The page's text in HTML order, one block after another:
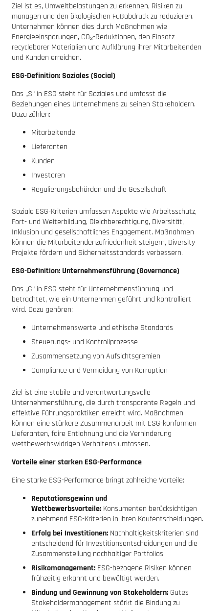
Ziel ist es, Umweltbelastungen zu erkennen, Risiken zu
managen und den ökologischen Fußabdruck zu reduzieren.
Unternehmen können dies durch Maßnahmen wie
Energieeinsparungen, CO₂-Reduktionen, den Einsatz
recyclebarer Materialien und Aufklärung ihrer Mitarbeitenden
und Kunden erreichen.
ESG-Definition: Soziales (Social)
Das „S“ in ESG steht für Soziales und umfasst die
Beziehungen eines Unternehmens zu seinen Stakeholdern.
Dazu zählen:
Mitarbeitende
Lieferanten
Kunden
Investoren
Regulierungsbehörden und die Gesellschaft
Soziale ESG-Kriterien umfassen Aspekte wie Arbeitsschutz,
Fort- und Weiterbildung, Gleichberechtigung, Diversität,
Inklusion und gesellschaftliches Engagement. Maßnahmen
können die Mitarbeitendenzufriedenheit steigern, Diversity-
Projekte fördern und Sicherheitsstandards verbessern.
ESG-Definition: Unternehmensführung (Governance)
Das „G“ in ESG steht für Unternehmensführung und
betrachtet, wie ein Unternehmen geführt und kontrolliert
wird. Dazu gehören:
Unternehmenswerte und ethische Standards
Steuerungs- und Kontrollprozesse
Zusammensetzung von Aufsichtsgremien
Compliance und Vermeidung von Korruption
Ziel ist eine stabile und verantwortungsvolle
Unternehmensführung, die durch transparente Regeln und
effektive Führungspraktiken erreicht wird. Maßnahmen
können eine stärkere Zusammenarbeit mit ESG-konformen
Lieferanten, faire Entlohnung und die Verhinderung
wettbewerbswidrigen Verhaltens umfassen.
Vorteile einer starken ESG-Performance
Eine starke ESG-Performance bringt zahlreiche Vorteile:
Reputationsgewinn und
Wettbewerbsvorteile: Konsumenten berücksichtigen
zunehmend ESG-Kriterien in ihren Kaufentscheidungen.
Erfolg bei Investitionen: Nachhaltigkeitskriterien sind
entscheidend für Investitionsentscheidungen und die
Zusammenstellung nachhaltiger Portfolios.
Risikomanagement: ESG-bezogene Risiken können
frühzeitig erkannt und bewältigt werden.
Bindung und Gewinnung von Stakeholdern: Gutes
Stakeholdermanagement stärkt die Bindung zu